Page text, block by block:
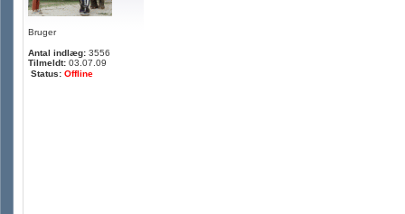
Bruger
Antal indlæg: 3556
Tilmeldt: 03.07.09
Status: Offline